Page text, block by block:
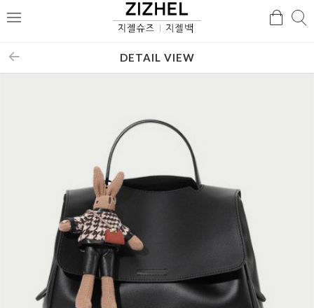
메
검
DETAIL VIEW